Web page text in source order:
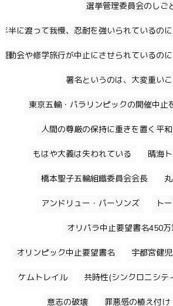
選挙管理委員会のしご
半に渡って我慢、忍耐を強いられているの
動会や修学旅行が中止にさせられているの
署名というのは、大変重い
東京五輪・パラリンピックの開催中止
人間の尊厳の保持に重きを置く平
もはや大義は失われている 晴海
橋本聖子五輪組織委員会会長
アンドリュー・パーソンズ ト
オリパラ中止要望書名450
オリンピック中止要望書名 宇都宮健児
ケムトレイル 共時性(シンクロニシテ
意志の破壊 罪悪感の植え付け